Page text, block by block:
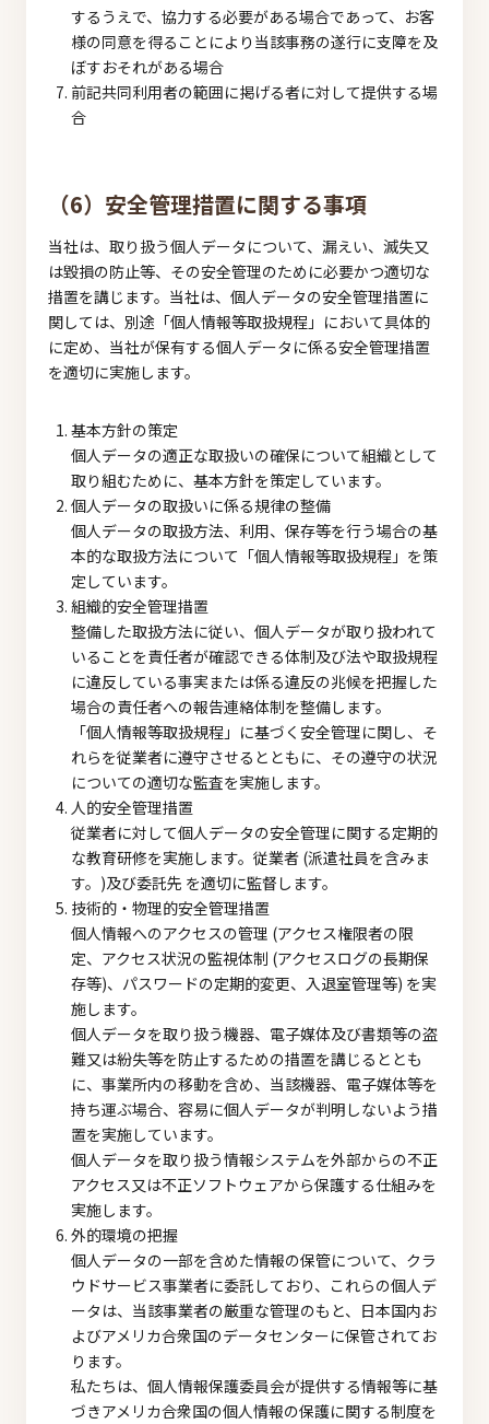
するうえで、協力する必要がある場合であって、お客
様の同意を得ることにより当該事務の遂行に支障を及
ぼすおそれがある場合
前記共同利用者の範囲に掲げる者に対して提供する場
合
（6）安全管理措置に関する事項
当社は、取り扱う個人データについて、漏えい、滅失又
は毀損の防止等、その安全管理のために必要かつ適切な
措置を講じます。当社は、個人データの安全管理措置に
関しては、別途「個人情報等取扱規程」において具体的
に定め、当社が保有する個人データに係る安全管理措置
を適切に実施します。
基本方針の策定
個人データの適正な取扱いの確保について組織として
取り組むために、基本方針を策定しています。
個人データの取扱いに係る規律の整備
個人データの取扱方法、利用、保存等を行う場合の基
本的な取扱方法について「個人情報等取扱規程」を策
定しています。
組織的安全管理措置
整備した取扱方法に従い、個人データが取り扱われて
いることを責任者が確認できる体制及び法や取扱規程
に違反している事実または係る違反の兆候を把握した
場合の責任者への報告連絡体制を整備します。
「個人情報等取扱規程」に基づく安全管理に関し、そ
れらを従業者に遵守させるとともに、その遵守の状況
についての適切な監査を実施します。
人的安全管理措置
従業者に対して個人データの安全管理に関する定期的
な教育研修を実施します。従業者 (派遣社員を含みま
す。)及び委託先 を適切に監督します。
技術的・物理的安全管理措置
個人情報へのアクセスの管理 (アクセス権限者の限
定、アクセス状況の監視体制 (アクセスログの長期保
存等)、パスワードの定期的変更、入退室管理等) を実
施します。
個人データを取り扱う機器、電子媒体及び書類等の盗
難又は紛失等を防止するための措置を講じるととも
に、事業所内の移動を含め、当該機器、電子媒体等を
持ち運ぶ場合、容易に個人データが判明しないよう措
置を実施しています。
個人データを取り扱う情報システムを外部からの不正
アクセス又は不正ソフトウェアから保護する仕組みを
実施します。
外的環境の把握
個人データの一部を含めた情報の保管について、クラ
ウドサービス事業者に委託しており、これらの個人デ
ータは、当該事業者の厳重な管理のもと、日本国内お
よびアメリカ合衆国のデータセンターに保管されてお
ります。
私たちは、個人情報保護委員会が提供する情報等に基
づきアメリカ合衆国の個人情報の保護に関する制度を